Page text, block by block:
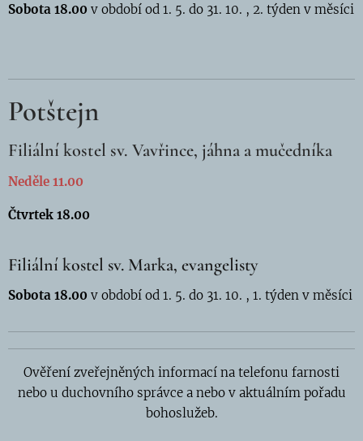
Sobota 18.00 v období od 1. 5. do 31. 10. , 2. týden v měsíci
Potštejn
Filiální kostel sv. Vavřince, jáhna a mučedníka
Neděle 11.00
Čtvrtek 18.00
Filiální kostel sv. Marka, evangelisty
Sobota 18.00 v období od 1. 5. do 31. 10. , 1. týden v měsíci
Ověření zveřejněných informací na telefonu farnosti
nebo u duchovního správce a nebo v aktuálním pořadu
bohoslužeb.